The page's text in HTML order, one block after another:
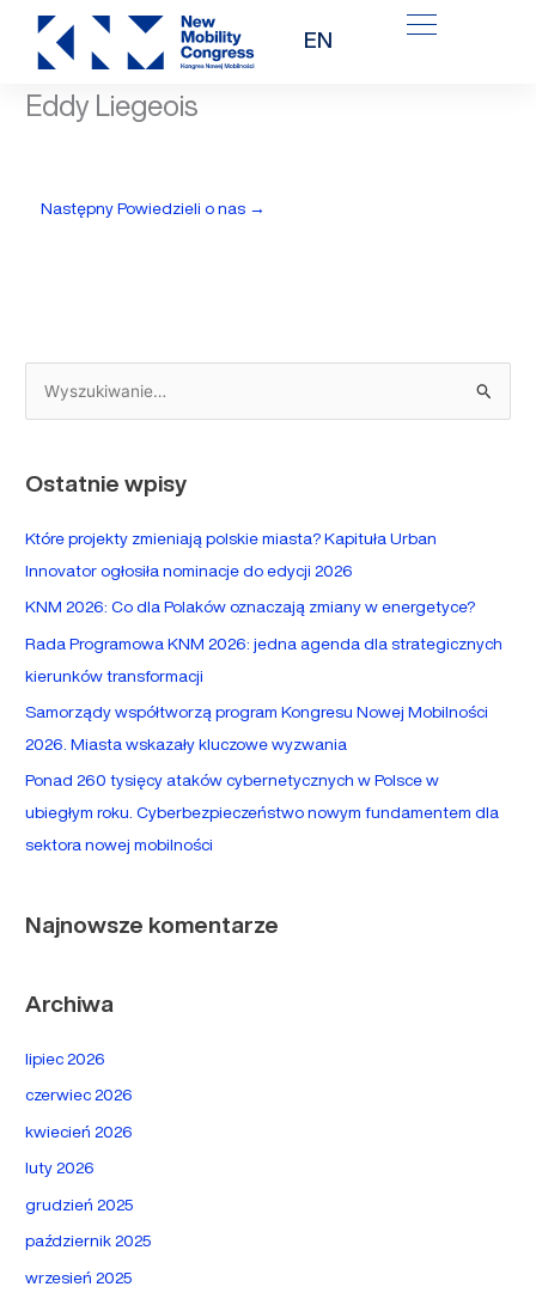
Przejdź
treści
EN
Eddy Liegeois
Następny Powiedzieli o nas →
z
k
l
a
:
Ostatnie wpisy
Które projekty zmieniają polskie miasta? Kapituła Urban
Innovator ogłosiła nominacje do edycji 2026
KNM 2026: Co dla Polaków oznaczają zmiany w energetyce?
Rada Programowa KNM 2026: jedna agenda dla strategicznych
kierunków transformacji
Samorządy współtworzą program Kongresu Nowej Mobilności
2026. Miasta wskazały kluczowe wyzwania
Ponad 260 tysięcy ataków cybernetycznych w Polsce w
ubiegłym roku. Cyberbezpieczeństwo nowym fundamentem dla
sektora nowej mobilności
Najnowsze komentarze
Archiwa
lipiec 2026
czerwiec 2026
kwiecień 2026
luty 2026
grudzień 2025
październik 2025
wrzesień 2025